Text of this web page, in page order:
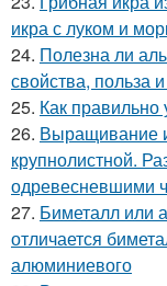
икра с луком и
24. Полезна ли
свойства, польза
25. Как правильно
26. Выращивание
крупнолистной.
одревесневшими
27. Биметалл или
отличается
алюминиевого